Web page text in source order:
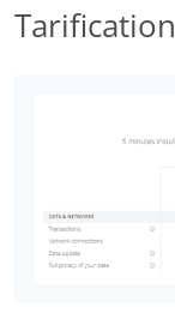
Tarification